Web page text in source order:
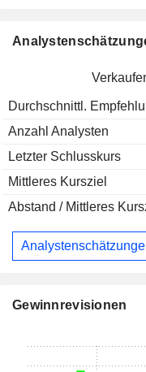
Durchschnittl.
Anzahl Analysten
Letzter Schlusskurs
Mittleres Kursziel
Abstand / Mittleres
Gewinnrevisionen